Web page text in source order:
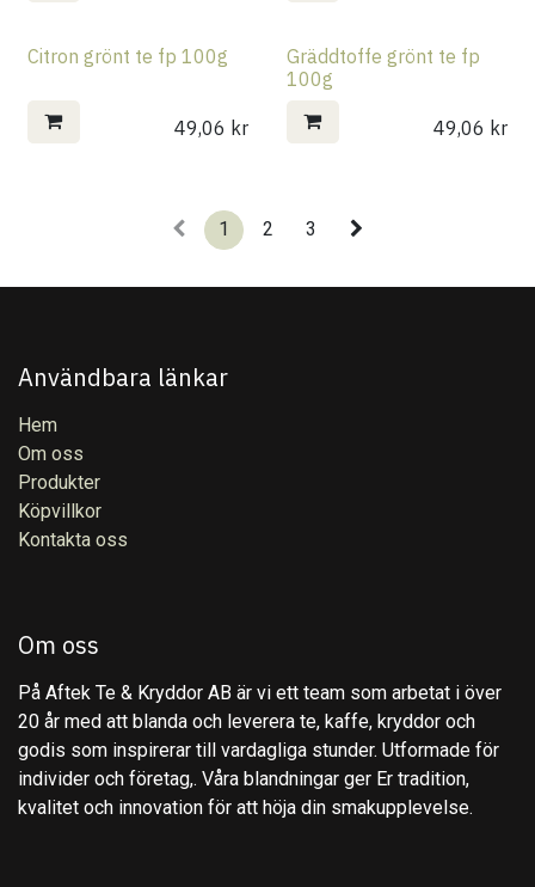
Citron grönt te fp 100g
49,06 kr
Gräddtoffe grönt te fp
100g
49,06 kr
1 2 3
Användbara länkar
Hem
Om oss
Produkter
Köpvillkor
Kontakta oss
Om oss
På Aftek Te & Kryddor AB är vi ett team som arbetat i över
20 år med att blanda och leverera te, kaffe, kryddor och
godis som inspirerar till vardagliga stunder. Utformade för
individer och företag,. Våra blandningar ger Er tradition,
kvalitet och innovation för att höja din smakupplevelse.